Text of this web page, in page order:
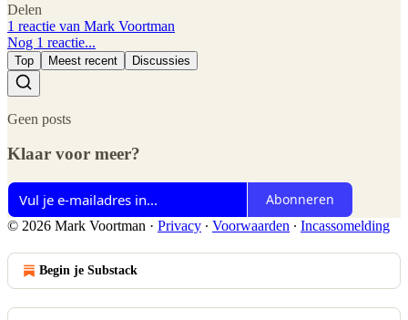
Delen
1 reactie van Mark Voortman
Nog 1 reactie...
Top Meest recent Discussies
Geen posts
Klaar voor meer?
Abonneren
© 2026 Mark Voortman · Privacy ∙ Voorwaarden ∙ Incassomelding
Begin je Substack